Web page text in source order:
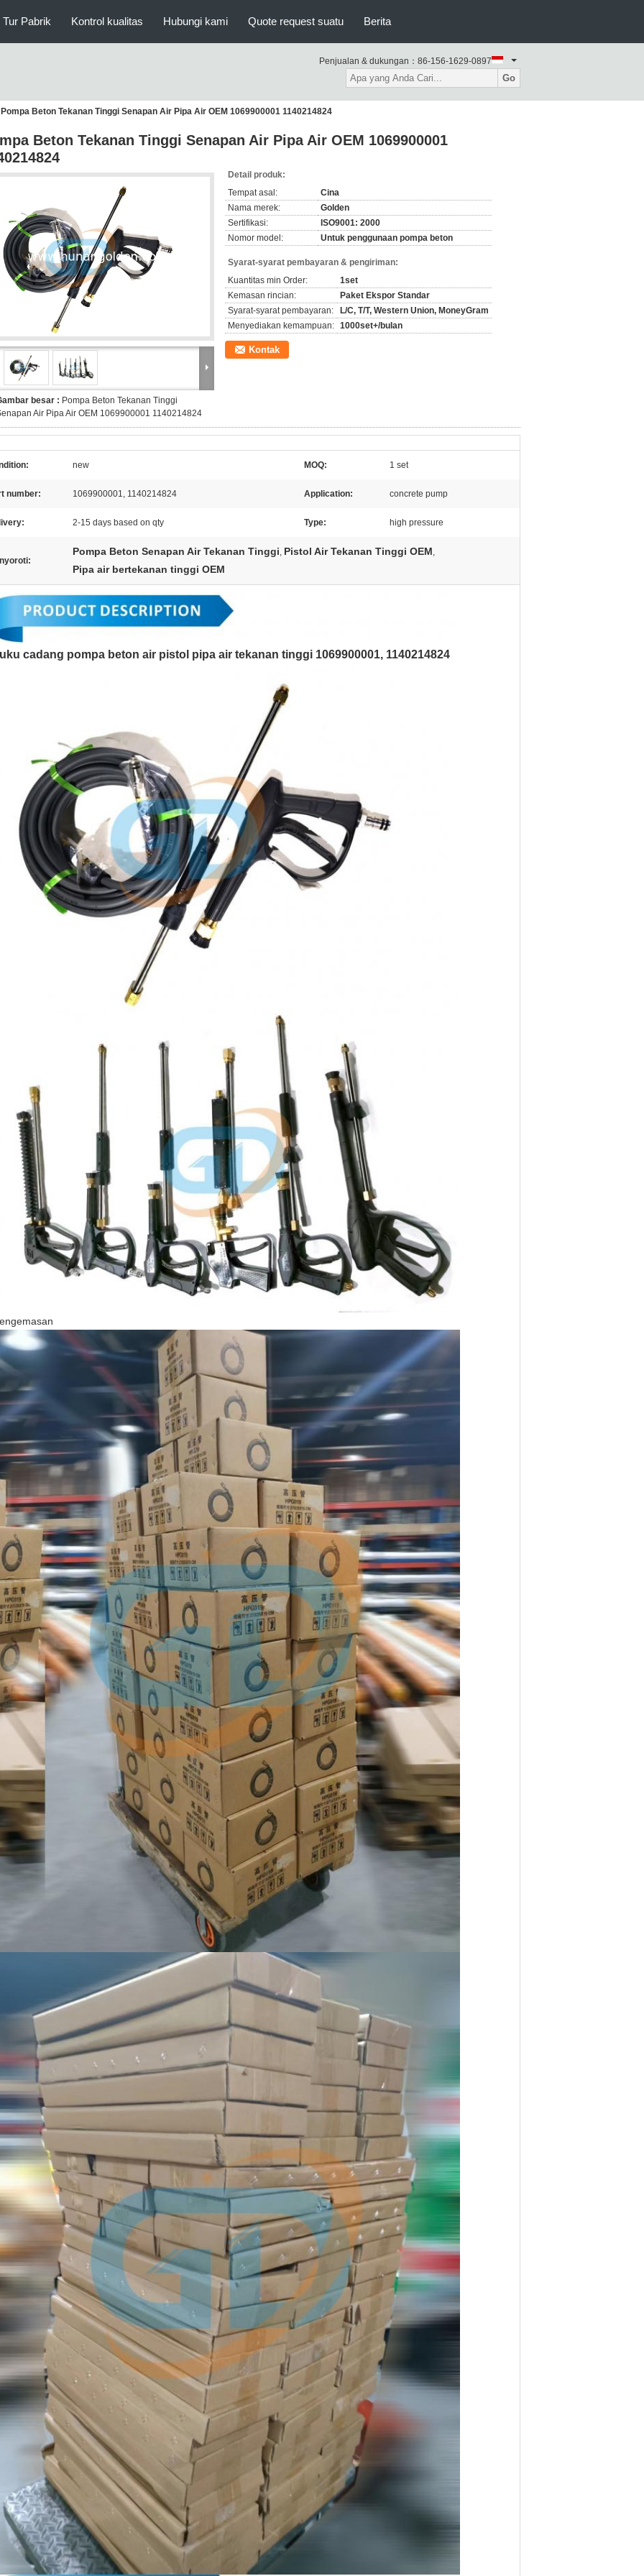
Tur Pabrik Kontrol kualitas Hubungi kami Quote request suatu Berita
Penjualan & dukungan： 86-156-1629-0897
Go
Pompa Beton Tekanan Tinggi Senapan Air Pipa Air OEM 1069900001 1140214824
Beton Tekanan Tinggi Senapan Air Pipa Air OEM 1069900001
besar : Pompa Beton Tekanan Tinggi
Air Pipa Air OEM 1069900001 1140214824
Detail produk:
Tempat asal:
Cina
Nama merek:
Golden
Sertifikasi:
ISO9001: 2000
Nomor model:
Untuk penggunaan pompa beton
Syarat-syarat pembayaran & pengiriman:
Kuantitas min Order:
1set
Kemasan rincian:
Paket Ekspor Standar
Syarat-syarat pembayaran:
L/C, T/T, Western Union, MoneyGram
Menyediakan kemampuan: 1000set+/bulan
Kontak
new MOQ: 1 set
number: 1069900001, 1140214824 Application: concrete pump
2-15 days based on qty Type: high pressure
Pompa Beton Senapan Air Tekanan Tinggi, Pistol Air Tekanan Tinggi OEM,
Pipa air bertekanan tinggi OEM
cadang pompa beton air pistol pipa air tekanan tinggi 1069900001, 1140214824